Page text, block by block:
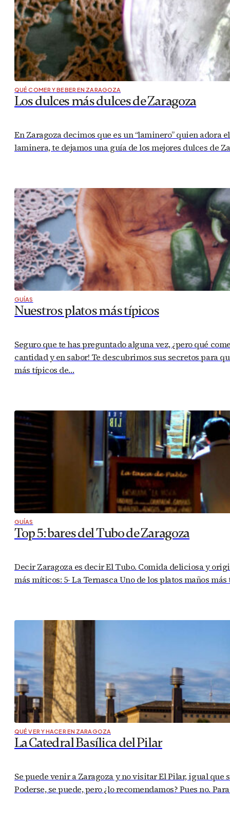
QUÉ COMER Y BEBER EN ZARAGOZA
Los dulces más dulces de Zaragoza
En Zaragoza decimos que es un “laminero” quien adora
laminera, te dejamos una guía de los mejores dulces de
GUÍAS
Nuestros platos más típicos
Seguro que te has preguntado alguna vez, ¿pero qué
cantidad y en sabor! Te descubrimos sus secretos para
más típicos de…
GUÍAS
Top 5: bares del Tubo de Zaragoza
Decir Zaragoza es decir El Tubo. Comida deliciosa y
más míticos: 5- La Ternasca Uno de los platos maños
QUÉ VER Y HACER EN ZARAGOZA
La Catedral Basílica del Pilar
Se puede venir a Zaragoza y no visitar El Pilar, igual que
Poderse, se puede, pero ¿lo recomendamos? Pues no.